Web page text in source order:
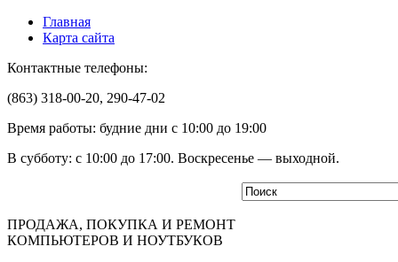
Главная
Карта сайта
Контактные телефоны:
(863) 318-00-20, 290-47-02
Время работы: будние дни с 10:00 до 19:00
В субботу: с 10:00 до 17:00. Воскресенье — выходной.
ПРОДАЖА, ПОКУПКА И РЕМОНТ
КОМПЬЮТЕРОВ И НОУТБУКОВ